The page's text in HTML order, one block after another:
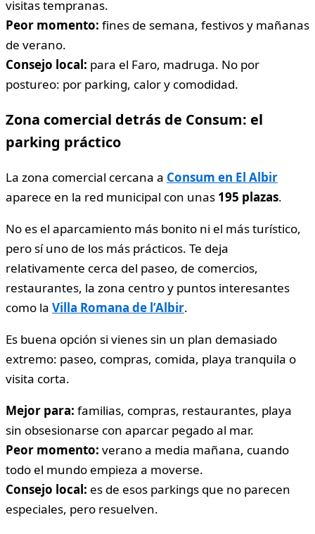
visitas tempranas.
Peor momento: fines de semana, festivos y mañanas
de verano.
Consejo local: para el Faro, madruga. No por
postureo: por parking, calor y comodidad.
Zona comercial detrás de Consum: el
parking práctico
La zona comercial cercana a Consum en El Albir
aparece en la red municipal con unas 195 plazas.
No es el aparcamiento más bonito ni el más turístico,
pero sí uno de los más prácticos. Te deja
relativamente cerca del paseo, de comercios,
restaurantes, la zona centro y puntos interesantes
como la Villa Romana de l’Albir.
Es buena opción si vienes sin un plan demasiado
extremo: paseo, compras, comida, playa tranquila o
visita corta.
Mejor para: familias, compras, restaurantes, playa
sin obsesionarse con aparcar pegado al mar.
Peor momento: verano a media mañana, cuando
todo el mundo empieza a moverse.
Consejo local: es de esos parkings que no parecen
especiales, pero resuelven.